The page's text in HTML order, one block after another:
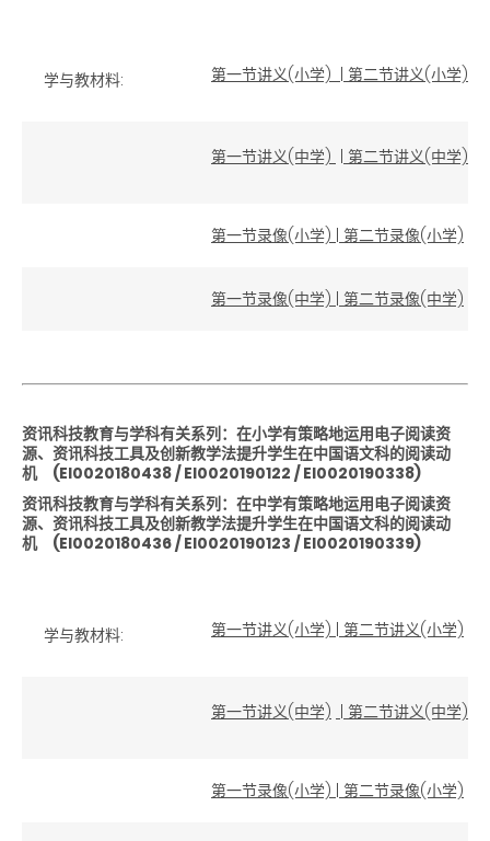
学与教材料: 第一节讲义(小学) | 第二节讲义(小学)
第一节讲义(中学) | 第二节讲义(中学)
第一节录像(小学) | 第二节录像(小学)
第一节录像(中学) | 第二节录像(中学)
资讯科技教育与学科有关系列：在小学有策略地运用电子阅读资
源、资讯科技工具及创新教学法提升学生在中国语文科的阅读动
机
(EI0020180438 / EI0020190122 / EI0020190338)
资讯科技教育与学科有关系列：在中学有策略地运用电子阅读资
源、资讯科技工具及创新教学法提升学生在中国语文科的阅读动
机 (EI0020180436 / EI0020190123 / EI0020190339)
学与教材料: 第一节讲义(小学) | 第二节讲义(小学)
第一节讲义(中学) | 第二节讲义(中学)
第一节录像(小学) | 第二节录像(小学)